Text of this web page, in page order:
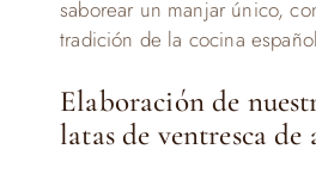
saborear un manjar único,
tradición de la cocina
Elaboración de
latas de ventresca de